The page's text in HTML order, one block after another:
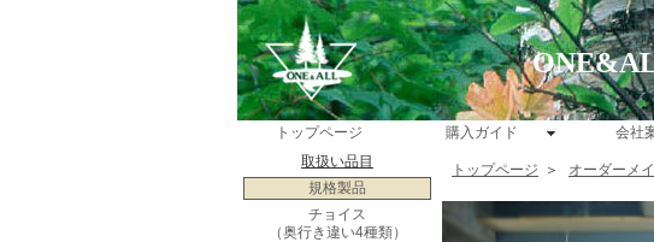
トップページ 購入ガイド 会社
取扱い品目
規格製品
チョイス
（奥行き違い4種類）
トップページ ＞ オーダーメ